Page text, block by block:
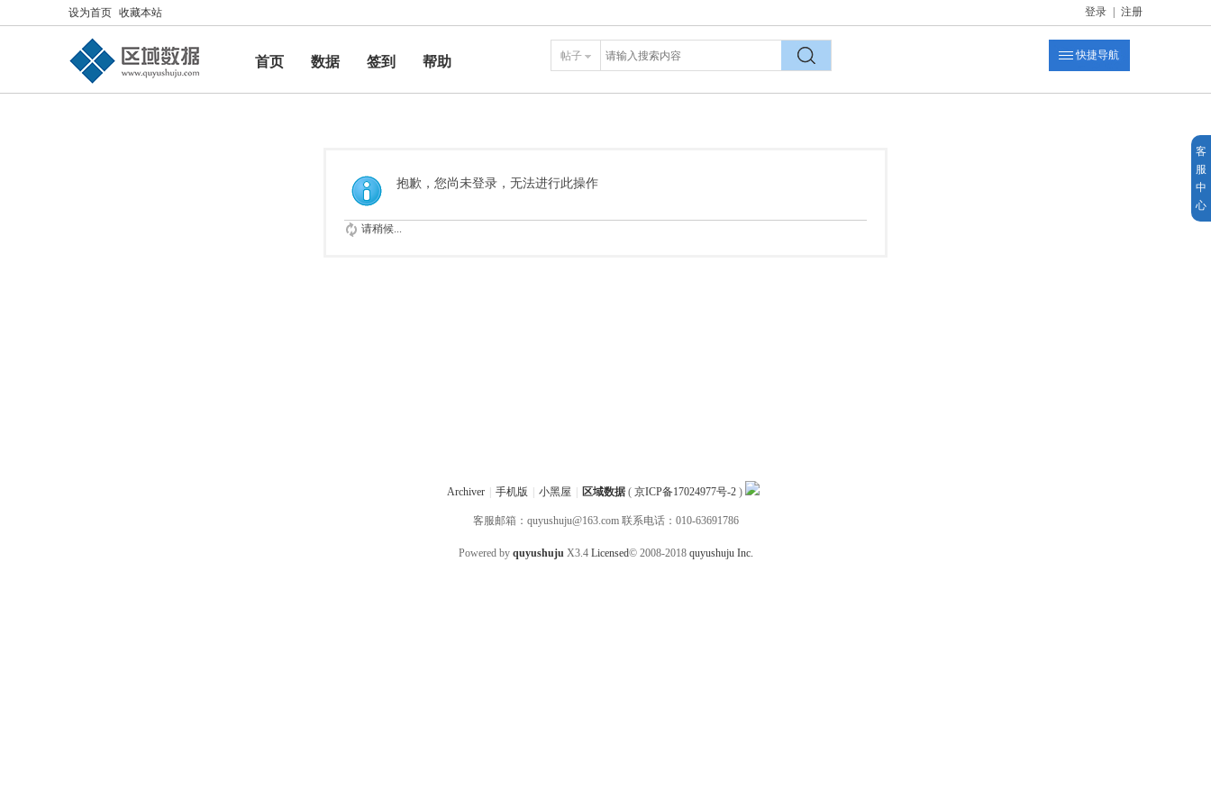
设为首页 收藏本站 登录 注册
首页 数据 签到
帮助
帮助
帖子
快捷导航
抱歉，您尚未登录，无法进行此操作
请稍候...
客
服
中
心
Archiver 手机版 小黑屋 区域数据( 京ICP备17024977号-2)
客服邮箱：quyushuju@163.com 联系电话：010-63691786
Powered by quyushuju X3.4 Licensed© 2008-2018 quyushuju Inc.